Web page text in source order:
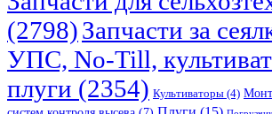
(2798)Запчасти за
УПС, No-Till,
плуги (2354) Культиваторы (4)